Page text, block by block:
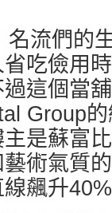
流們的
吃儉用
過這個當
Group
是蘇富
術氣質
飆升